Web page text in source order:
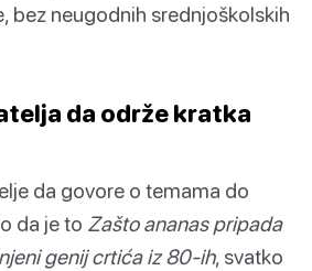
bez neugodnih srednjoškolskih
da održe kratka
da govore o temama do
da je to Zašto ananas pripada
genij crtića iz 80-ih, svatko